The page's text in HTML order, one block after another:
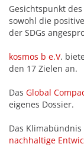
Gesichtspunkt
sowohl die
der SDGs
kosmos b e.V.
den 17 Zielen an.
Das Global
eigenes Dossier.
Das
nachhaltige